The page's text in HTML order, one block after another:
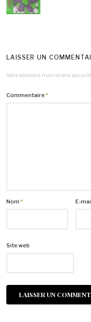
LAISSER UN
Votre adresse e-mail ne sera pas
Commentaire*
Nom* E-
Site web